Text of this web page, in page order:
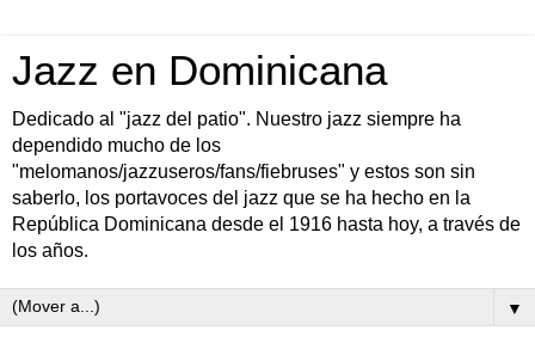
Jazz en Dominicana
Dedicado al "jazz del patio". Nuestro jazz siempre ha
dependido mucho de los
"melomanos/jazzuseros/fans/fiebruses" y estos son sin
saberlo, los portavoces del jazz que se ha hecho en la
República Dominicana desde el 1916 hasta hoy, a través de
los años.
▼